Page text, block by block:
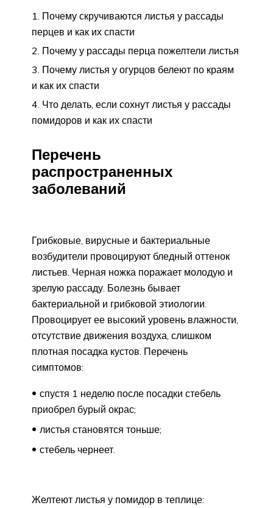
Почему скручиваются листья у рассады
перцев и как их спасти
Почему у рассады перца пожелтели листья
Почему листья у огурцов белеют по краям
и как их спасти
Что делать, если сохнут листья у рассады
помидоров и как их спасти
Перечень
распространенных
заболеваний
Грибковые, вирусные и бактериальные
возбудители провоцируют бледный оттенок
листьев. Черная ножка поражает молодую и
зрелую рассаду. Болезнь бывает
бактериальной и грибковой этиологии.
Провоцирует ее высокий уровень влажности,
отсутствие движения воздуха, слишком
плотная посадка кустов. Перечень
симптомов:
спустя 1 неделю после посадки стебель
приобрел бурый окрас;
листья становятся тоньше;
стебель чернеет.
Желтеют листья у помидор в теплице: